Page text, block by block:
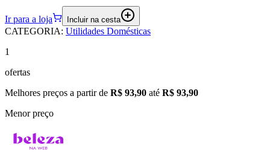
Ir para a loja Incluir na cesta
CATEGORIA: Utilidades Domésticas
1
ofertas
Melhores preços a partir de R$ 93,90 até R$ 93,90
Menor preço